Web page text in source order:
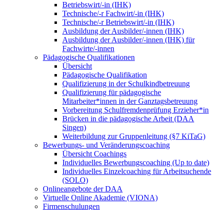
Betriebswirt/-in (IHK)
Technische/-r Fachwirt/-in (IHK)
Technische/-r Betriebswirt/-in (IHK)
Ausbildung der Ausbilder/-innen (IHK)
Ausbildung der Ausbilder/-innen (IHK) für
Fachwirte/-innen
Pädagogische Qualifikationen
Übersicht
Pädagogische Qualifikation
Qualifizierung in der Schulkindbetreuung
Qualifizierung für pädagogische
Mitarbeiter*innen in der Ganztagsbetreuung
Vorbereitung Schulfremdenprüfung Erzieher*in
Brücken in die pädagogische Arbeit (DAA
Singen)
Weiterbildung zur Gruppenleitung (§7 KiTaG)
Bewerbungs- und Veränderungscoaching
Übersicht Coachings
Individuelles Bewerbungscoaching (Up to date)
Individuelles Einzelcoaching für Arbeitsuchende
(SOLO)
Onlineangebote der DAA
Virtuelle Online Akademie (VIONA)
Firmenschulungen